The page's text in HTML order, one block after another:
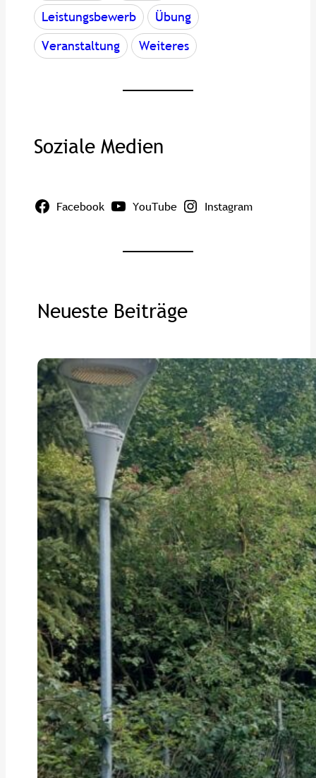
Leistungsbewerb
Übung
Veranstaltung
Weiteres
Soziale Medien
Facebook YouTube Instagram
Neueste Beiträge